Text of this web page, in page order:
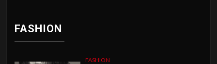
FASHION
FASHION